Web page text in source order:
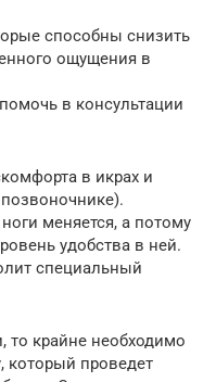
способны снизить
ощущения в
в консультации
в икрах и
позвоночнике).
меняется, а потому
удобства в ней.
специальный
то крайне необходимо
который проведет